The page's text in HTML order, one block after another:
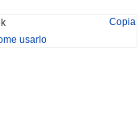
Copia
usarlo